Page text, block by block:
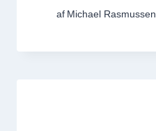
af Michael Rasmussen